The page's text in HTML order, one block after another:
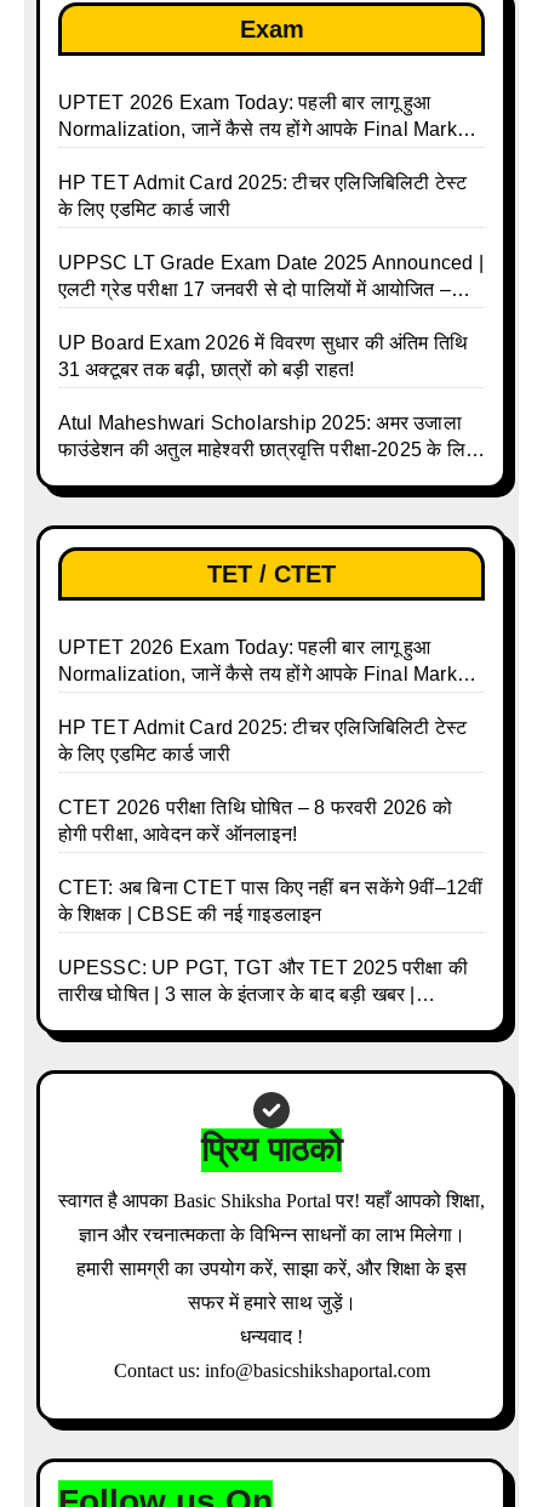
Exam
UPTET 2026 Exam Today: पहली बार लागू हुआ
Normalization, जानें कैसे तय होंगे आपके Final Marks
HP TET Admit Card 2025: टीचर एलिजिबिलिटी टेस्ट
के लिए एडमिट कार्ड जारी
UPPSC LT Grade Exam Date 2025 Announced |
एलटी ग्रेड परीक्षा 17 जनवरी से दो पालियों में आयोजित –
UP Board Exam 2026 में विवरण सुधार की अंतिम तिथि
31 अक्टूबर तक बढ़ी, छात्रों को बड़ी राहत!
Atul Maheshwari Scholarship 2025: अमर उजाला
फाउंडेशन की अतुल माहेश्वरी छात्रवृत्ति परीक्षा-2025 के लिए
TET / CTET
UPTET 2026 Exam Today: पहली बार लागू हुआ
Normalization, जानें कैसे तय होंगे आपके Final Marks
HP TET Admit Card 2025: टीचर एलिजिबिलिटी टेस्ट
के लिए एडमिट कार्ड जारी
CTET 2026 परीक्षा तिथि घोषित – 8 फरवरी 2026 को
होगी परीक्षा, आवेदन करें ऑनलाइन!
CTET: अब बिना CTET पास किए नहीं बन सकेंगे 9वीं–12वीं
के शिक्षक | CBSE की नई गाइडलाइन
UPESSC: UP PGT, TGT और TET 2025 परीक्षा की
तारीख घोषित | 3 साल के इंतजार के बाद बड़ी खबर |
प्रिय पाठको
स्वागत है आपका Basic Shiksha Portal पर! यहाँ आपको शिक्षा,
ज्ञान और रचनात्मकता के विभिन्न साधनों का लाभ मिलेगा।
हमारी सामग्री का उपयोग करें, साझा करें, और शिक्षा के इस
सफर में हमारे साथ जुड़ें।
धन्यवाद !
Contact us: info@basicshikshaportal.com